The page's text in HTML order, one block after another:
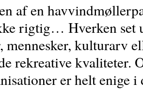
af en
rigtig… Hverken set
mennesker, kulturarv
rekreative kvaliteter.
er helt enige i